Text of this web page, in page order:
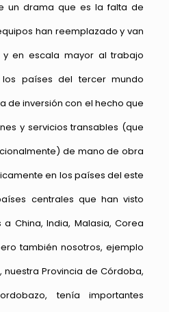
un drama que es la falta de
han reemplazado y van
en escala mayor al trabajo
países del tercer mundo
de inversión con el hecho que
y servicios transables (que
de mano de obra
en los países del este
centrales que han visto
China, India, Malasia, Corea
también nosotros, ejemplo
Provincia de Córdoba,
tenía importantes